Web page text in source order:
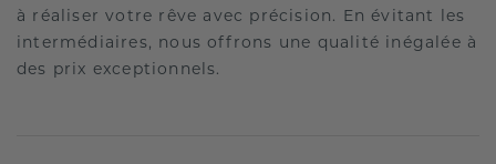
à réaliser votre rêve avec précision. En évitant les
intermédiaires, nous offrons une qualité inégalée à
des prix exceptionnels.